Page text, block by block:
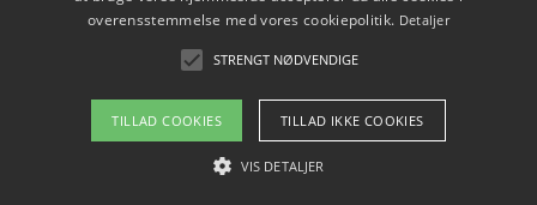
Hvordan citater om fossile brændstoffer kan ændre
Copyright 2026 - Pilanto Aps
Om / kontakt
overensstemmelse med vores cookiepolitik. Detaljer
STRENGT NØDVENDIGE
TILLAD COOKIES TILLAD IKKE COOKIES
VIS DETALJER